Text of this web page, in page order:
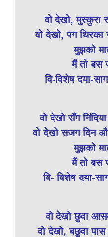
वो देखो, मुस्कुरा
वो देखो, पग थिरका
मुझको
मैं तो बस
वि-विशेष दया-
वो देखो सँग
वो देखो सजग दिन औ
मुझको
मैं तो बस
वि- विशेष दया-
वो देखो छुवा
वो देखो, बछुवा पास